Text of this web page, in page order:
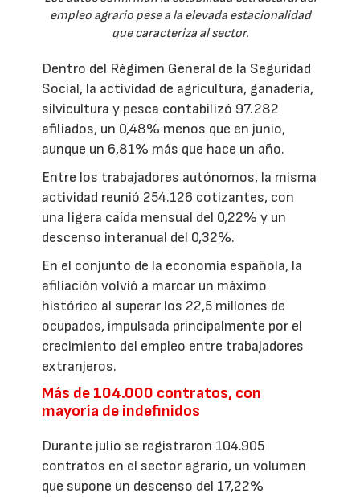
empleo agrario pese a la elevada estacionalidad
que caracteriza al sector.
Dentro del Régimen General de la Seguridad
Social, la actividad de agricultura, ganadería,
silvicultura y pesca contabilizó 97.282
afiliados, un 0,48% menos que en junio,
aunque un 6,81% más que hace un año.
Entre los trabajadores autónomos, la misma
actividad reunió 254.126 cotizantes, con
una ligera caída mensual del 0,22% y un
descenso interanual del 0,32%.
En el conjunto de la economía española, la
afiliación volvió a marcar un máximo
histórico al superar los 22,5 millones de
ocupados, impulsada principalmente por el
crecimiento del empleo entre trabajadores
extranjeros.
Más de 104.000 contratos, con
mayoría de indefinidos
Durante julio se registraron 104.905
contratos en el sector agrario, un volumen
que supone un descenso del 17,22%